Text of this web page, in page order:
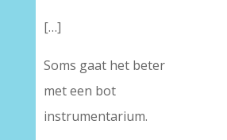
[…]
Soms gaat het beter
met een bot
instrumentarium.